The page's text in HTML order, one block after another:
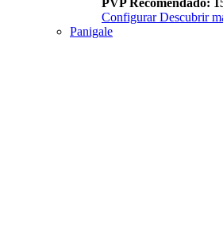
PVP Recomendado:
Configurar Descubrir
Panigale